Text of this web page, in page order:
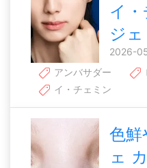
イ
ジェ
2026-
アンバサダー
イ・チェミン
色鮮
ェ